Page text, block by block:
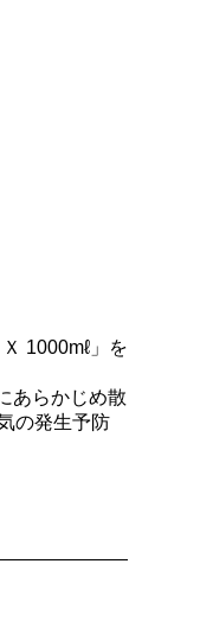
1000mℓ」を
あらかじめ散
の発生予防